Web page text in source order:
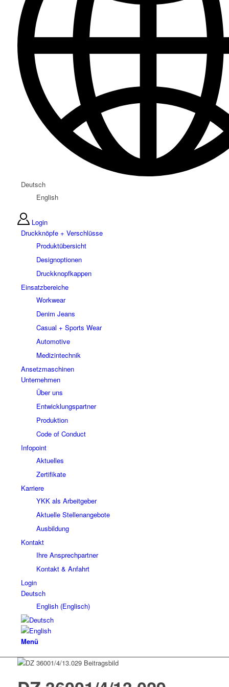
Deutsch
English
Login
Druckknöpfe + Verschlüsse
Produktübersicht
Designoptionen
Druckknopfkappen
Einsatzbereiche
Workwear
Denim Jeans
Casual + Sports Wear
Automotive
Medizintechnik
Ansetzmaschinen
Unternehmen
Über uns
Entwicklungspartner
Produktion
Code of Conduct
Infopoint
Aktuelles
Zertifikate
Karriere
YKK als Arbeitgeber
Aktuelle Stellenangebote
Ausbildung
Kontakt
Ihre Ansprechpartner
Kontakt & Anfahrt
Login
Deutsch
English(Englisch)
Menü